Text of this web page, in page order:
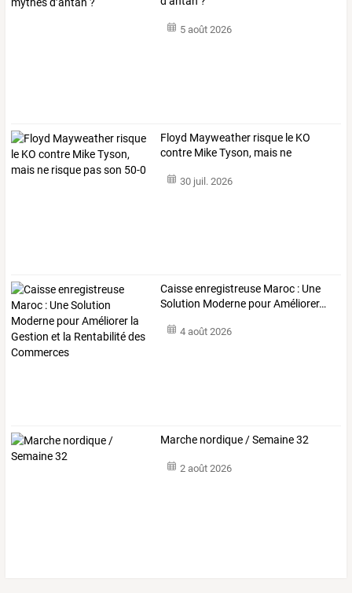
5 août 2026
Floyd Mayweather risque le KO
contre MikeTyson, mais ne
30 juil. 2026
Caisseenregistreuse Maroc : Une
Solution Moderne pourAméliorer…
4 août 2026
Marche nordique / Semaine 32
2 août 2026